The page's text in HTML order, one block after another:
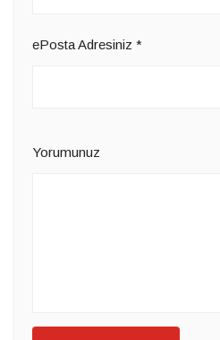
ePosta Adresiniz *
Yorumunuz